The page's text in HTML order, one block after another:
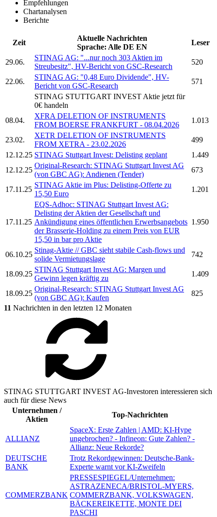
Empfehlungen
Chartanalysen
Berichte
Zeit
Aktuelle Nachrichten
Sprache: Alle DE EN
Leser
29.06.
STINAG AG: "...nur noch 303 Aktien im
Streubesitz", HV-Bericht von GSC-Research
520
22.06.
STINAG AG: "0,48 Euro Dividende", HV-
Bericht von GSC-Research
571
STINAG STUTTGART INVEST Aktie jetzt für
0€ handeln
08.04.
XFRA DELETION OF INSTRUMENTS
FROM BOERSE FRANKFURT - 08.04.2026
1.013
23.02.
XETR DELETION OF INSTRUMENTS
FROM XETRA - 23.02.2026
499
12.12.25 STINAG Stuttgart Invest: Delisting geplant
1.449
12.12.25
Original-Research: STINAG Stuttgart Invest AG
(von GBC AG): Andienen (Tender)
673
17.11.25
STINAG Aktie im Plus: Delisting-Offerte zu
15,50 Euro
1.201
17.11.25
EQS-Adhoc: STINAG Stuttgart Invest AG:
Delisting der Aktien der Gesellschaft und
Ankündigung eines öffentlichen Erwerbsangebots
der Brasserie-Holding zu einem Preis von EUR
15,50 in bar pro Aktie
1.950
06.10.25
Stinag-Aktie // GBC sieht stabile Cash-flows und
solide Vermietungslage
742
18.09.25
STINAG Stuttgart Invest AG: Margen und
Gewinn legen kräftig zu
1.409
18.09.25
Original-Research: STINAG Stuttgart Invest AG
(von GBC AG): Kaufen
825
11 Nachrichten in den letzten 12 Monaten
STINAG STUTTGART INVEST AG-Investoren interessieren sich
auch für diese News
Unternehmen /
Aktien
Top-Nachrichten
ALLIANZ
SpaceX: Erste Zahlen | AMD: KI-Hype
ungebrochen? - Infineon: Gute Zahlen? -
Allianz: Neue Rekorde?
DEUTSCHE
BANK
Trotz Rekordgewinnen: Deutsche-Bank-
Experte warnt vor KI-Zweifeln
COMMERZBANK
PRESSESPIEGEL/Unternehmen:
ASTRAZENECA/BRISTOL-MYERS,
COMMERZBANK, VOLKSWAGEN,
BÄCKEREIKETTE, MONTE DEI
PASCHI